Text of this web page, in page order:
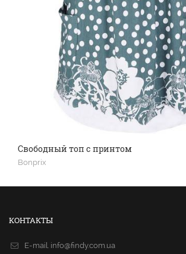
Свободный топ с принтом
Bonprix
КОНТАКТЫ
E-mail. info@findy.com.ua